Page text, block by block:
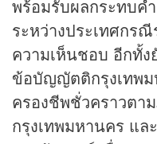
พร้อมรับผลกระทบค
ระหว่างประเทศกร
ความเห็นชอบ อีกทั้
ข้อบัญญัตติกรุงเทพม
ครองชีพชั่วคราวตา
กรุงเทพมหานคร แ